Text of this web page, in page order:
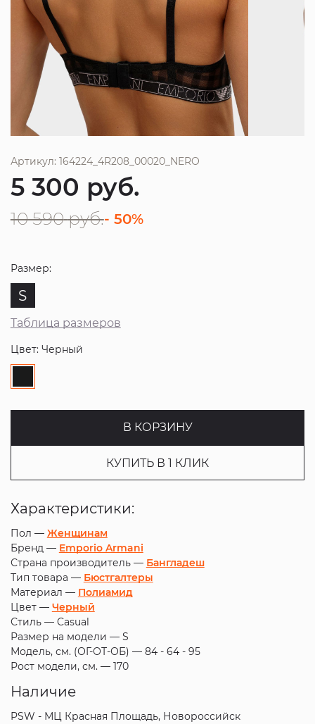
Артикул: 164224_4R208_00020_NERO
5 300 руб.
10 590 руб.- 50%
Размер:
S
Таблица размеров
Цвет: Черный
В КОРЗИНУ
КУПИТЬ В 1 КЛИК
Характеристики:
Пол — Женщинам
Бренд — Emporio Armani
Страна производитель — Бангладеш
Тип товара — Бюстгалтеры
Материал — Полиамид
Цвет — Черный
Стиль — Casual
Размер на модели — S
Модель, см. (ОГ-ОТ-ОБ) — 84 - 64 - 95
Рост модели, см. — 170
Наличие
PSW - МЦ Красная Площадь, Новороссийск